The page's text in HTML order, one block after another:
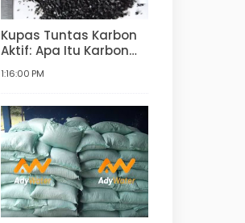
Kupas Tuntas Karbon
Aktif: Apa Itu Karbon
Pembuatan, Jenis,
1:16:00 PM